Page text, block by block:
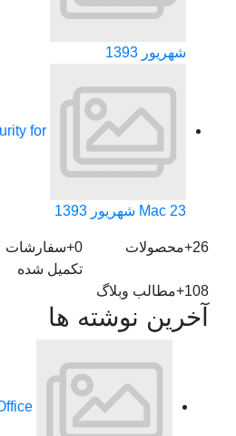
شهریور 1393
for
Mac23 شهریور 1393
26+ محصولات
سفارشات
تکمیل شده
108+ مطالب وبلاگ
آخرین نوشته ها
Office